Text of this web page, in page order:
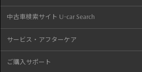
中古車検索サイト U-car Search
サービス・アフターケア
ご購入サポート